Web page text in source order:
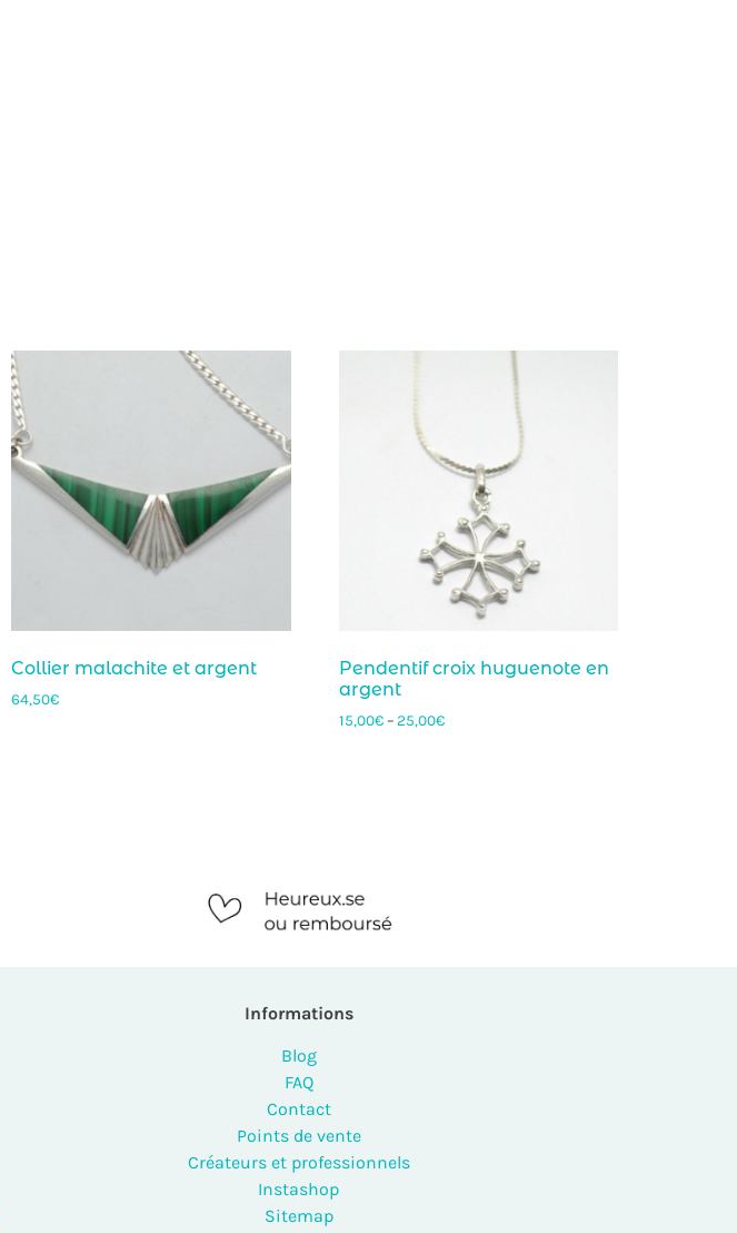
Collier malachite et argent
64,50€
Pendentif croix huguenote en
argent
15,00€– 25,00€
Informations
Blog
FAQ
Contact
Points de vente
Créateurs et professionnels
Instashop
Sitemap